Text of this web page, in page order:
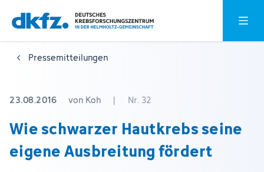
Zum
Hauptinhalt
springen
Zur
Fußzeile
springen
Pressemitteilungen
23.08.2016 von Koh | Nr. 32
Wie schwarzer Hautkrebs seine
eigene Ausbreitung fördert